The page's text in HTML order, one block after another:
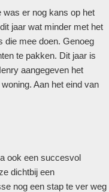
was er nog kans op het
jaar wat minder met het
die mee doen. Genoeg
te pakken. Dit jaar is
aangegeven het
Aan het eind van
ook een succesvol
dichtbij een
nog een stap te ver weg